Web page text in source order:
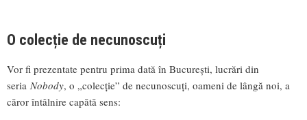
O colecție de necunoscuți
Vor fi prezentate pentru prima dată în București, lucrări din
seria Nobody, o „colecție” de necunoscuți, oameni de lângă noi, a
căror întâlnire capătă sens: